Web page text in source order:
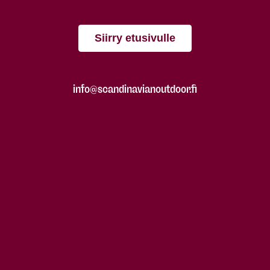
Siirry etusivulle
info@scandinavianoutdoor.fi